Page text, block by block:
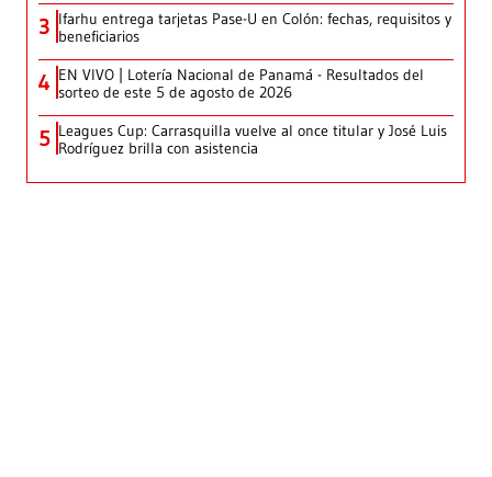
3 Ifarhu entrega tarjetas Pase-U en Colón: fechas, requisitos y
beneficiarios
4 EN VIVO | Lotería Nacional de Panamá - Resultados del
sorteo de este 5 de agosto de 2026
5 Leagues Cup: Carrasquilla vuelve al once titular y José Luis
Rodríguez brilla con asistencia